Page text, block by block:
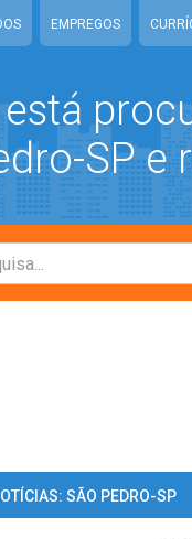
EMPREGOS
SP e
SÃO PEDRO-SP